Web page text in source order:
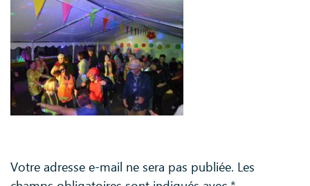
Votre adresse e-mail ne sera pas publiée. Les